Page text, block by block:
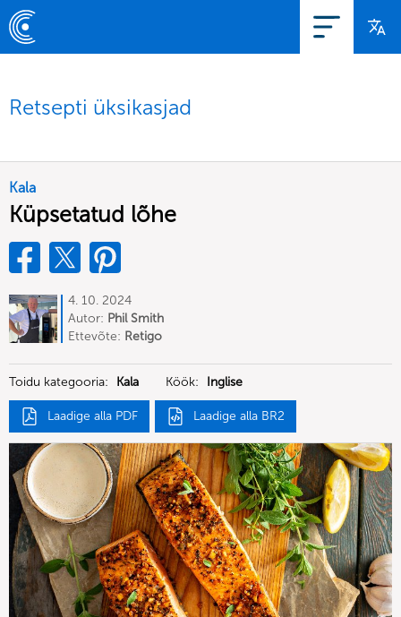
Retsepti üksikasjad
Kala
Küpsetatud lõhe
4. 10. 2024
Autor: Phil Smith
Ettevõte: Retigo
Toidu kategooria: Kala Köök: Inglise
Laadige alla PDF Laadige alla BR2